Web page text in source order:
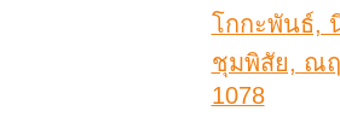
โกกะพันธ์,
ชุมพิสัย, ณฤ
1078